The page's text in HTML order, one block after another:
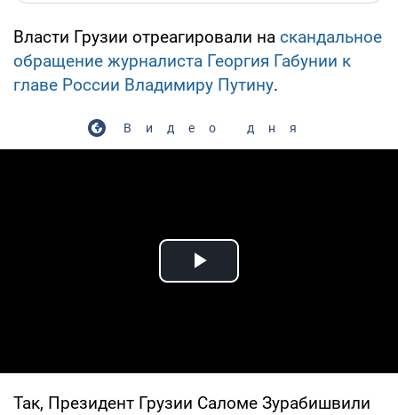
Власти Грузии отреагировали на скандальное
обращение журналиста Георгия Габунии к
главе России Владимиру Путину.
Видео дня
Play Video
Так, Президент Грузии Саломе Зурабишвили